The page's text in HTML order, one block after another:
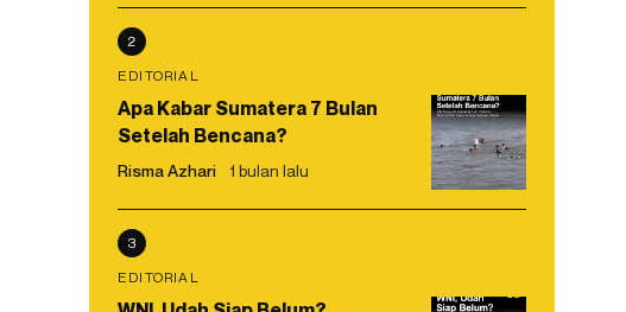
2
EDITORIAL
Apa Kabar Sumatera 7 Bulan
Setelah Bencana?
Risma Azhari 1 bulan lalu
3
EDITORIAL